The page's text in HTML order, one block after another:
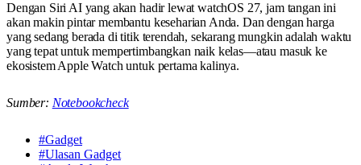
Dengan Siri AI yang akan hadir lewat watchOS 27, jam tangan ini
akan makin pintar membantu keseharian Anda. Dan dengan harga
yang sedang berada di titik terendah, sekarang mungkin adalah waktu
yang tepat untuk mempertimbangkan naik kelas—atau masuk ke
ekosistem Apple Watch untuk pertama kalinya.
Sumber: Notebookcheck
#Gadget
#Ulasan Gadget